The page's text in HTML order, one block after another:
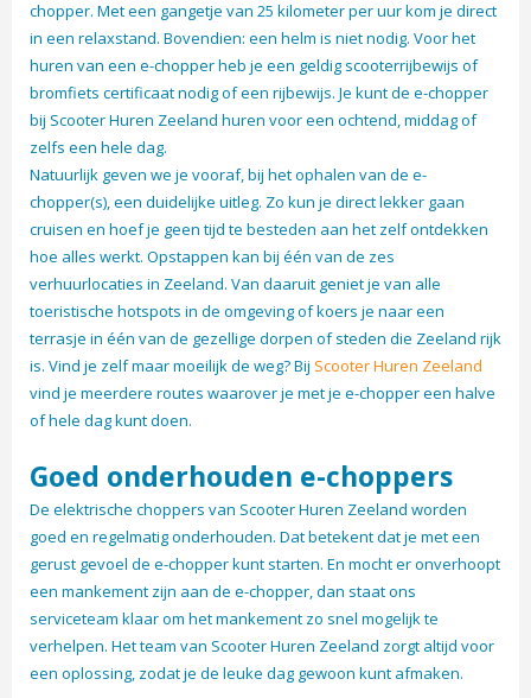
chopper. Met een gangetje van 25 kilometer per uur kom je direct
in een relaxstand. Bovendien: een helm is niet nodig. Voor het
huren van een e-chopper heb je een geldig scooterrijbewijs of
bromfiets certificaat nodig of een rijbewijs. Je kunt de e-chopper
bij Scooter Huren Zeeland huren voor een ochtend, middag of
zelfs een hele dag.
Natuurlijk geven we je vooraf, bij het ophalen van de e-
chopper(s), een duidelijke uitleg. Zo kun je direct lekker gaan
cruisen en hoef je geen tijd te besteden aan het zelf ontdekken
hoe alles werkt. Opstappen kan bij één van de zes
verhuurlocaties in Zeeland. Van daaruit geniet je van alle
toeristische hotspots in de omgeving of koers je naar een
terrasje in één van de gezellige dorpen of steden die Zeeland rijk
is. Vind je zelf maar moeilijk de weg? Bij Scooter Huren Zeeland
vind je meerdere routes waarover je met je e-chopper een halve
of hele dag kunt doen.
Goed onderhouden e-choppers
De elektrische choppers van Scooter Huren Zeeland worden
goed en regelmatig onderhouden. Dat betekent dat je met een
gerust gevoel de e-chopper kunt starten. En mocht er onverhoopt
een mankement zijn aan de e-chopper, dan staat ons
serviceteam klaar om het mankement zo snel mogelijk te
verhelpen. Het team van Scooter Huren Zeeland zorgt altijd voor
een oplossing, zodat je de leuke dag gewoon kunt afmaken.